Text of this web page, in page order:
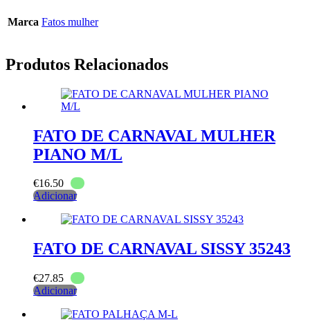
ADULTO
Marca Fatos mulher
Produtos Relacionados
FATO DE CARNAVAL MULHER
PIANO M/L
€16.50
Adicionar
FATO DE CARNAVAL SISSY 35243
€27.85
Adicionar